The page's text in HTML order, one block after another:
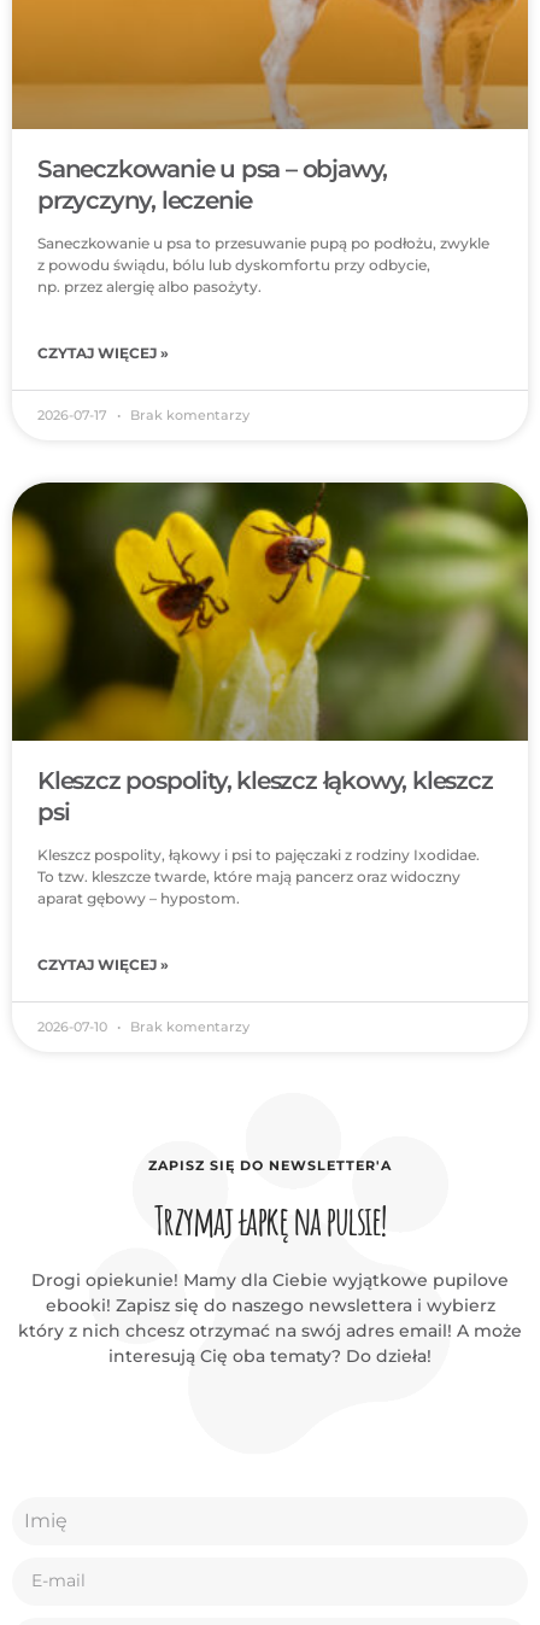
Saneczkowanie u psa – objawy,
przyczyny, leczenie
Saneczkowanie u psa to przesuwanie pupą po podłożu, zwykle
z powodu świądu, bólu lub dyskomfortu przy odbycie,
np. przez alergię albo pasożyty.
CZYTAJ WIĘCEJ »
2026-07-17 Brak komentarzy
Kleszcz pospolity, kleszcz łąkowy, kleszcz
psi
Kleszcz pospolity, łąkowy i psi to pajęczaki z rodziny Ixodidae.
To tzw. kleszcze twarde, które mają pancerz oraz widoczny
aparat gębowy – hypostom.
CZYTAJ WIĘCEJ »
2026-07-10 Brak komentarzy
ZAPISZ SIĘ DO NEWSLETTER'A
Trzymaj łapkę na pulsie!
Drogi opiekunie! Mamy dla Ciebie wyjątkowe pupilove
ebooki! Zapisz się do naszego newslettera i wybierz
który z nich chcesz otrzymać na swój adres email! A może
interesują Cię oba tematy? Do dzieła!